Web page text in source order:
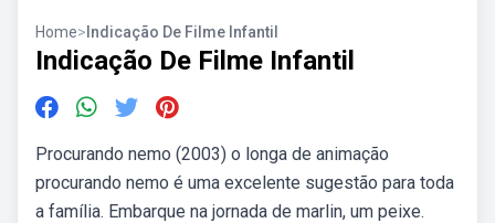
Home> Indicação De Filme Infantil
Indicação De Filme Infantil
Procurando nemo (2003) o longa de animação
procurando nemo é uma excelente sugestão para toda
a família. Embarque na jornada de marlin, um peixe.